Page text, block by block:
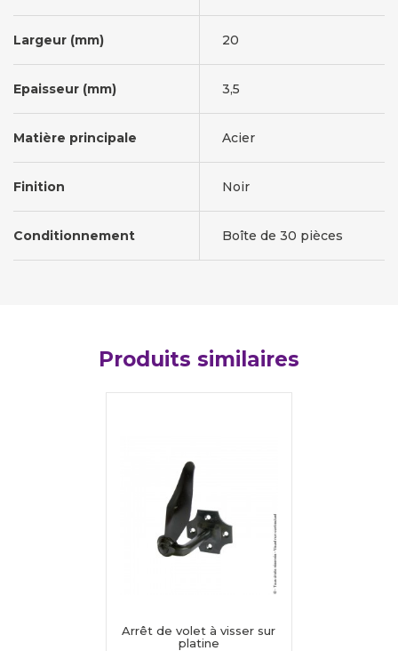
Largeur (mm) 20
Epaisseur (mm) 3,5
Matière principale Acier
Finition Noir
Conditionnement Boîte de 30 pièces
Produits similaires
Arrêt de volet à visser sur
platine